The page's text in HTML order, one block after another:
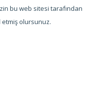
bu web sitesi tarafından
etmiş olursunuz.